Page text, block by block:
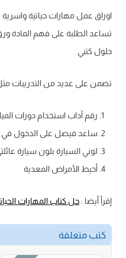
تساعد الطلبة على فهم المادة
حلول كتبي
تضمن على عديد من التدريبات
رقم آداب استخدام دورات
ساعد فيصل على الدخول في
لوني السيارة بلون سيارة
أحيط الأمراض المعدية
إقرأ أيضا :حل كتاب المهارات
كتب متعلقة